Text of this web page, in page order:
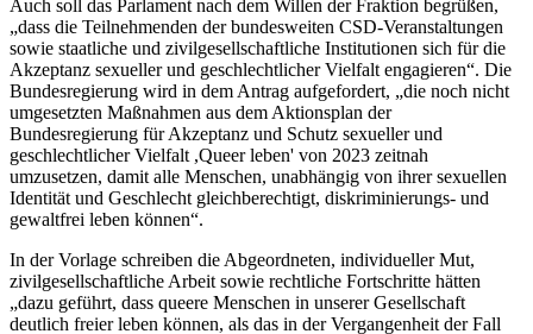
Auch soll das Parlament nach dem Willen der Fraktion begrüßen,
„dass die Teilnehmenden der bundesweiten CSD-Veranstaltungen
sowie staatliche und zivilgesellschaftliche Institutionen sich für die
Akzeptanz sexueller und geschlechtlicher Vielfalt engagieren“. Die
Bundesregierung wird in dem Antrag aufgefordert, „die noch nicht
umgesetzten Maßnahmen aus dem Aktionsplan der
Bundesregierung für Akzeptanz und Schutz sexueller und
geschlechtlicher Vielfalt ,Queer leben' von 2023 zeitnah
umzusetzen, damit alle Menschen, unabhängig von ihrer sexuellen
Identität und Geschlecht gleichberechtigt, diskriminierungs- und
gewaltfrei leben können“.
In der Vorlage schreiben die Abgeordneten, individueller Mut,
zivilgesellschaftliche Arbeit sowie rechtliche Fortschritte hätten
„dazu geführt, dass queere Menschen in unserer Gesellschaft
deutlich freier leben können, als das in der Vergangenheit der Fall